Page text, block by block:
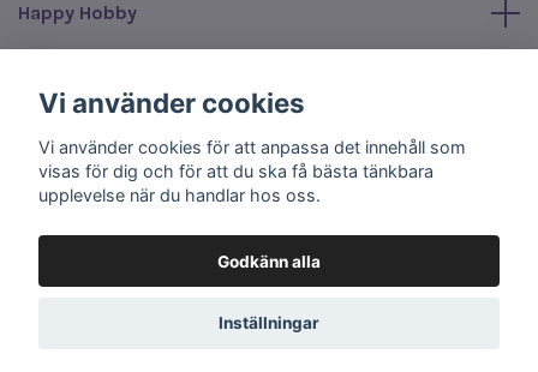
Happy Hobby
Sociala medier
© 2026 Happy Hobby
Vi använder cookies
Vi använder cookies för att anpassa det innehåll som
visas för dig och för att du ska få bästa tänkbara
upplevelse när du handlar hos oss.
Godkänn alla
Inställningar